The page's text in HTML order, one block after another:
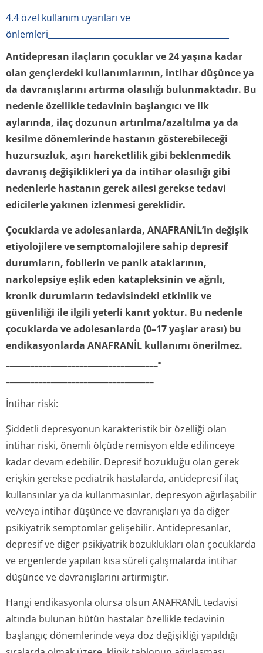
4.4 özel kullanım uyarıları ve
önlemleri____________________________________________
Antidepresan ilaçların çocuklar ve 24 yaşına kadar
olan gençlerdeki kullanımlarının, intihar düşünce ya
da davranışlarını artırma olasılığı bulunmaktadır. Bu
nedenle özellikle tedavinin başlangıcı ve ilk
aylarında, ilaç dozunun artırılma/azaltılma ya da
kesilme dönemlerinde hastanın gösterebileceği
huzursuzluk, aşırı hareketlilik gibi beklenmedik
davranış değişiklikleri ya da intihar olasılığı gibi
nedenlerle hastanın gerek ailesi gerekse tedavi
edicilerle yakınen izlenmesi gereklidir.
Çocuklarda ve adolesanlarda, ANAFRANİL’in değişik
etiyolojilere ve semptomalojilere sahip depresif
durumların, fobilerin ve panik ataklarının,
narkolepsiye eşlik eden katapleksinin ve ağrılı,
kronik durumların tedavisindeki etkinlik ve
güvenliliği ile ilgili yeterli kanıt yoktur. Bu nedenle
çocuklarda ve adolesanlarda (0–17 yaşlar arası) bu
endikasyonlarda ANAFRANİL kullanımı önerilmez.
_____________­________________________­
İntihar riski:
Şiddetli depresyonun karakteristik bir özelliği olan
intihar riski, önemli ölçüde remisyon elde edilinceye
kadar devam edebilir. Depresif bozukluğu olan gerek
erişkin gerekse pediatrik hastalarda, antidepresif ilaç
kullansınlar ya da kullanmasınlar, depresyon ağırlaşabilir
ve/veya intihar düşünce ve davranışları ya da diğer
psikiyatrik semptomlar gelişebilir. Antidepresanlar,
depresif ve diğer psikiyatrik bozuklukları olan çocuklarda
ve ergenlerde yapılan kısa süreli çalışmalarda intihar
düşünce ve davranışlarını artırmıştır.
Hangi endikasyonla olursa olsun ANAFRANİL tedavisi
altında bulunan bütün hastalar özellikle tedavinin
başlangıç dönemlerinde veya doz değişikliği yapıldığı